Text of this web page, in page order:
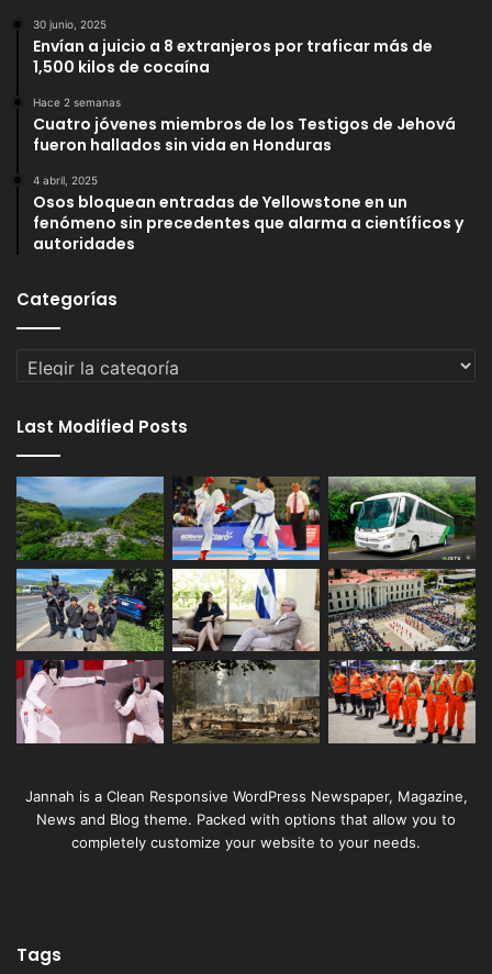
30 junio, 2025
Envían a juicio a 8 extranjeros por traficar más de
1,500 kilos de cocaína
Hace 2 semanas
Cuatro jóvenes miembros de los Testigos de Jehová
fueron hallados sin vida en Honduras
4 abril, 2025
Osos bloquean entradas de Yellowstone en un
fenómeno sin precedentes que alarma a científicos y
autoridades
Categorías
Categorías
Last Modified Posts
Jannah is a Clean Responsive WordPress Newspaper, Magazine,
News and Blog theme. Packed with options that allow you to
completely customize your website to your needs.
Tags